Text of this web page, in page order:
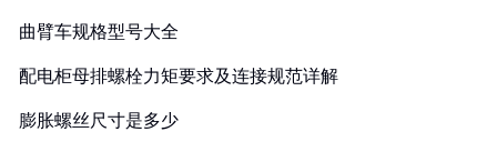
曲臂车规格型号大全
配电柜母排螺栓力矩要求及连接规范详解
膨胀螺丝尺寸是多少